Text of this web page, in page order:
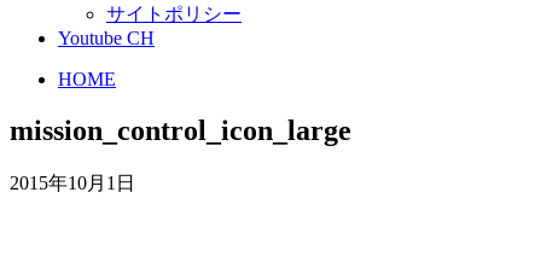
サイトポリシー
Youtube CH
HOME
mission_control_icon_large
2015年10月1日